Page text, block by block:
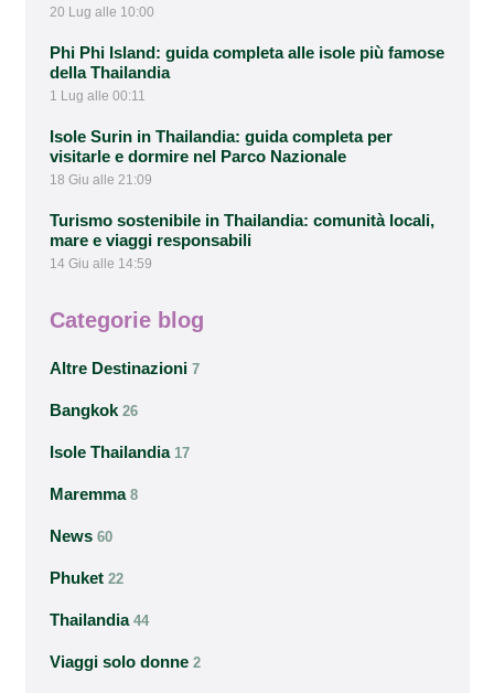
20 Lug alle 10:00
Phi Phi Island: guida completa alle isole più famose
della Thailandia
1 Lug alle 00:11
Isole Surin in Thailandia: guida completa per
visitarle e dormire nel Parco Nazionale
18 Giu alle 21:09
Turismo sostenibile in Thailandia: comunità locali,
mare e viaggi responsabili
14 Giu alle 14:59
Categorie blog
Altre Destinazioni 7
Bangkok 26
Isole Thailandia 17
Maremma 8
News 60
Phuket 22
Thailandia 44
Viaggi solo donne 2